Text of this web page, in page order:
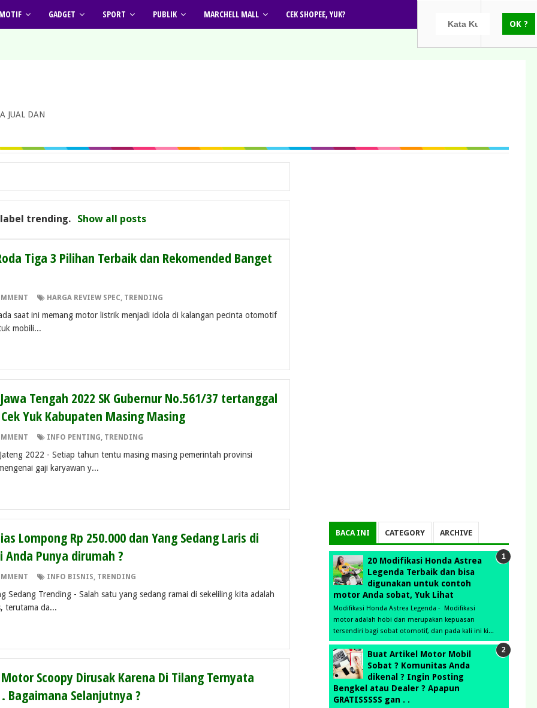
GADGET SPORT PUBLIK MARCHELL MALL CEK SHOPEE, YUK?
JUAL DAN
trending. Show all posts
Tiga 3 Pilihan Terbaik dan Rekomended Banget
HARGA REVIEW SPEC TRENDING
saat ini memang motor listrik menjadi idola di kalangan pecinta otomotif
mobili...
Tengah 2022 SK Gubernur No.561/37 tertanggal
Yuk Kabupaten Masing Masing
INFO PENTING, TRENDING
2022 - Setiap tahun tentu masing masing pemerintah provinsi
gaji karyawan y...
Lompong Rp 250.000 dan Yang Sedang Laris di
Punya dirumah ?
INFO BISNIS, TRENDING
Sedang Trending - Salah satu yang sedang ramai di sekeliling kita adalah
terutama da...
Scoopy Dirusak Karena Di Tilang Ternyata
Bagaimana Selanjutnya ?
BACA INI CATEGORY ARCHIVE
20 Modifikasi Honda Astrea
Legenda Terbaik dan bisa
digunakan untuk contoh
motor Anda sobat, Yuk Lihat
Modifikasi Honda Astrea Legenda - Modifikasi
motor adalah hobi dan merupakan kepuasan
tersendiri bagi sobat otomotif, dan pada kali ini ki...
Buat Artikel Motor Mobil
Sobat ? Komunitas Anda
dikenal ? Ingin Posting
Bengkel atau Dealer ? Apapun
GRATISSSSS gan . .